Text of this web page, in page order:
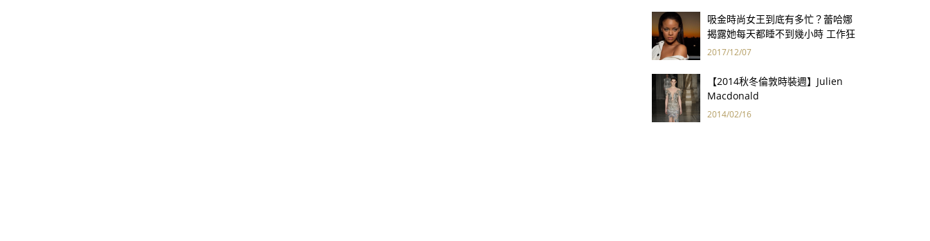
吸金時尚女王到底有多忙？蕾哈娜
揭露她每天都睡不到幾小時 工作狂
宛如女超人！
2017/12/07
【2014秋冬倫敦時裝週】Julien
Macdonald
2014/02/16